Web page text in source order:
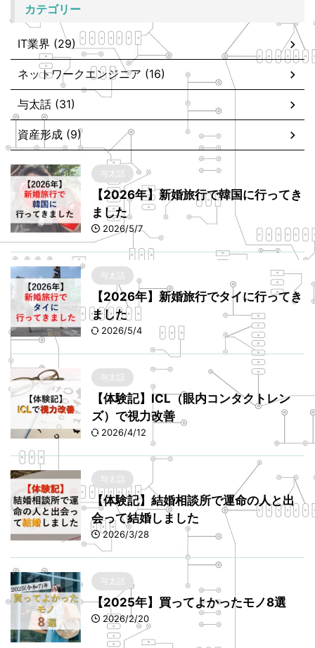
カテゴリー
IT業界 (29)
ネットワークエンジニア (16)
与太話 (31)
資産形成 (9)
与太話
【2026年】新婚旅行で韓国に行ってき
ました
2026/5/7
与太話
【2026年】新婚旅行でタイに行ってき
ました
2026/5/4
与太話
【体験記】ICL（眼内コンタクトレン
ズ）で視力改善
2026/4/12
与太話
【体験記】結婚相談所で運命の人と出
会って結婚しました
2026/3/28
与太話
【2025年】買ってよかったモノ8選
2026/2/20